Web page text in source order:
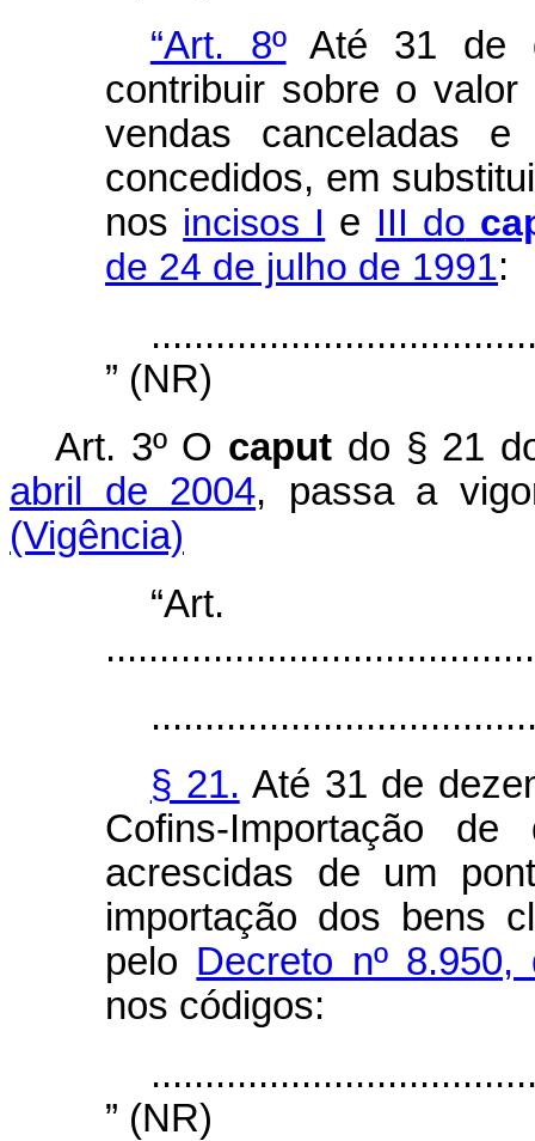
“Art. 8ºAté 31 de
contribuir sobre o
vendas canceladas e
concedidos, em
nos incisos I e III do
de 24 de julho de 1991:
” (NR)
Art. 3º O caput do § 21
abril de 2004, passa a
(Vigência)
§ 21. Até 31 de
Cofins-Importação
acrescidas de um
importação dos bens
pelo Decreto nº
nos códigos:
” (NR)